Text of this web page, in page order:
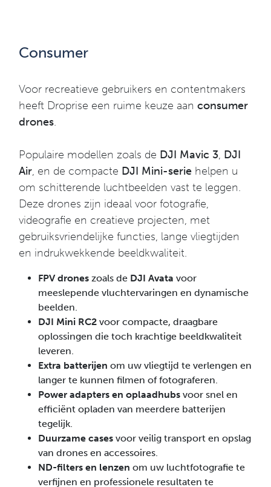
Consumer
Voor recreatieve gebruikers en contentmakers
heeft Droprise een ruime keuze aan consumer
drones.
Populaire modellen zoals de DJI Mavic 3, DJI
Air, en de compacte DJI Mini-serie helpen u
om schitterende luchtbeelden vast te leggen.
Deze drones zijn ideaal voor fotografie,
videografie en creatieve projecten, met
gebruiksvriendelijke functies, lange vliegtijden
en indrukwekkende beeldkwaliteit.
FPV drones zoals de DJI Avata voor
meeslepende vluchtervaringen en dynamische
beelden.
DJI Mini RC2 voor compacte, draagbare
oplossingen die toch krachtige beeldkwaliteit
leveren.
Extra batterijen om uw vliegtijd te verlengen en
langer te kunnen filmen of fotograferen.
Power adapters en oplaadhubs voor snel en
efficiënt opladen van meerdere batterijen
tegelijk.
Duurzame cases voor veilig transport en opslag
van drones en accessoires.
ND-filters en lenzen om uw luchtfotografie te
verfijnen en professionele resultaten te